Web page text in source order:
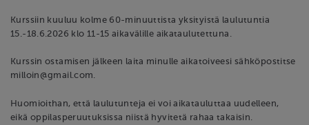
Kurssiin kuuluu kolme 60-minuuttista yksityistä laulutuntia
15.-18.6.2026 klo 11-15 aikavälille aikataulutettuna.
Kurssin ostamisen jälkeen laita minulle aikatoiveesi sähköpostitse
milloin@gmail.com.
Huomioithan, että laulutunteja ei voi aikatauluttaa uudelleen,
eikä oppilasperuutuksissa niistä hyvitetä rahaa takaisin.